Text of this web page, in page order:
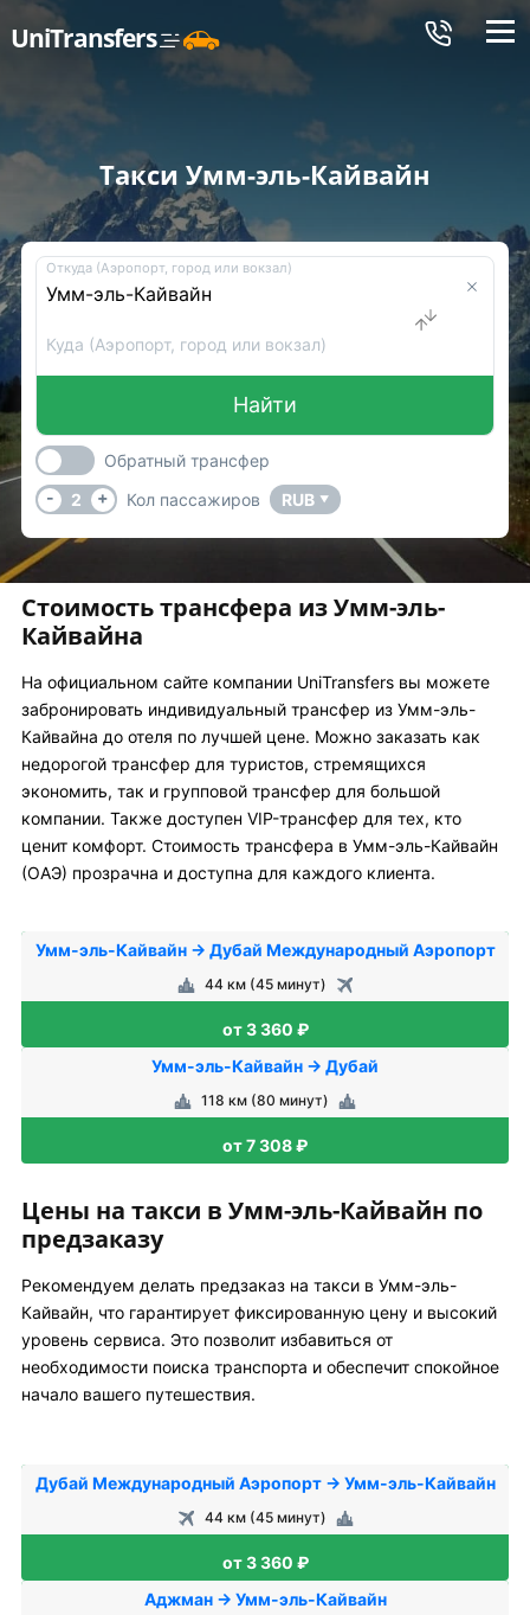
UniTransfers Меню
Такси Умм-эль-Кайвайн
Откуда (Аэропорт, город или вокзал)
Куда (Аэропорт, город или вокзал)
Найти
Обратный трансфер
-
2 + Кол пассажиров RUB ▼
Стоимость трансфера из Умм-эль-
Кайвайна
На официальном сайте компании UniTransfers вы можете
забронировать индивидуальный трансфер из Умм-эль-
Кайвайна до отеля по лучшей цене. Можно заказать как
недорогой трансфер для туристов, стремящихся
экономить, так и групповой трансфер для большой
компании. Также доступен VIP-трансфер для тех, кто
ценит комфорт. Стоимость трансфера в Умм-эль-Кайвайн
(ОАЭ) прозрачна и доступна для каждого клиента.
Умм-эль-Кайвайн → Дубай Международный Аэропорт
44 км (45 минут)
от 3 360 ₽
Умм-эль-Кайвайн → Дубай
118 км (80 минут)
от 7 308 ₽
Цены на такси в Умм-эль-Кайвайн по
предзаказу
Рекомендуем делать предзаказ на такси в Умм-эль-
Кайвайн, что гарантирует фиксированную цену и высокий
уровень сервиса. Это позволит избавиться от
необходимости поиска транспорта и обеспечит спокойное
начало вашего путешествия.
Дубай Международный Аэропорт → Умм-эль-Кайвайн
44 км (45 минут)
от 3 360 ₽
Аджман → Умм-эль-Кайвайн